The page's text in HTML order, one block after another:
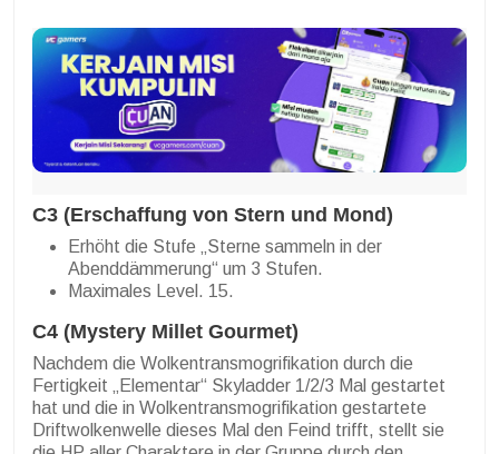
C3 (Erschaffung von Stern und Mond)
Erhöht die Stufe „Sterne sammeln in der
Abenddämmerung“ um 3 Stufen.
Maximales Level. 15.
C4 (Mystery Millet Gourmet)
Nachdem die Wolkentransmogrifikation durch die
Fertigkeit „Elementar“ Skyladder 1/2/3 Mal gestartet
hat und die in Wolkentransmogrifikation gestartete
Driftwolkenwelle dieses Mal den Feind trifft, stellt sie